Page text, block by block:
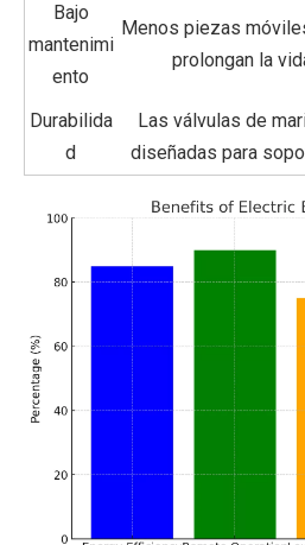
Bajo
mantenimi
ento
Menos piezas
prolongan la
Durabilida
d
Las válvulas de
diseñadas para